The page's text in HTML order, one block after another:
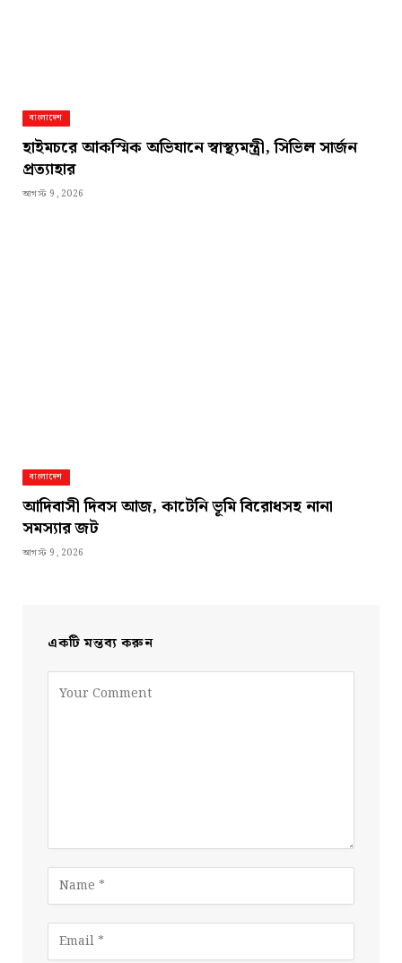
বাংলাদেশ
হাইমচরে আকস্মিক অভিযানে স্বাস্থ্যমন্ত্রী, সিভিল সার্জন
প্রত্যাহার
আগস্ট 9, 2026
বাংলাদেশ
আদিবাসী দিবস আজ, কাটেনি ভূমি বিরোধসহ নানা
সমস্যার জট
আগস্ট 9, 2026
একটি মন্তব্য করুন